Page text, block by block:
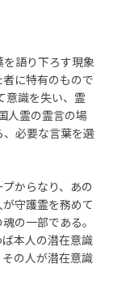
を語り下ろす現象
に特有のもので
意識を失い、霊
人霊の霊言の場
必要な言葉を選
からなり、あの
守護霊を務めて
の一部である。
本人の潜在意識
の人が潜在意識